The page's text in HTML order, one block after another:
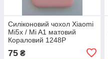
Силіконовий чохол Xiaomi
Mi5x / Mi A1 матовий
Кораловий 1248P
75 ₴